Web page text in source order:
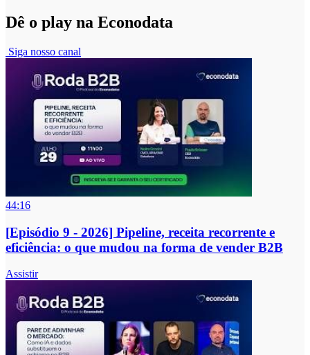
Dê o play na Econodata
Siga nosso canal
44:16
[Episódio 9 - 2026] Pipeline, receita recorrente e
eficiência: o que mudou na forma de vender B2B
Assistir